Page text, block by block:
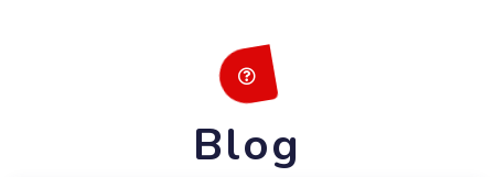
Blog